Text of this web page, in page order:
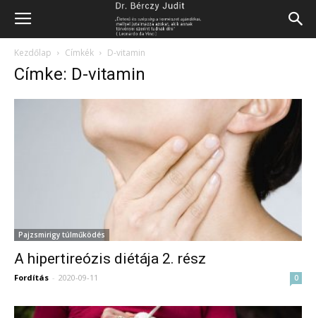
Kezdőlap Címkék D-vitamin
Címke: D-vitamin
Pajzsmirigy túlműködés
A hipertireózis diétája 2. rész
Fordítás - 2020-09-11 0